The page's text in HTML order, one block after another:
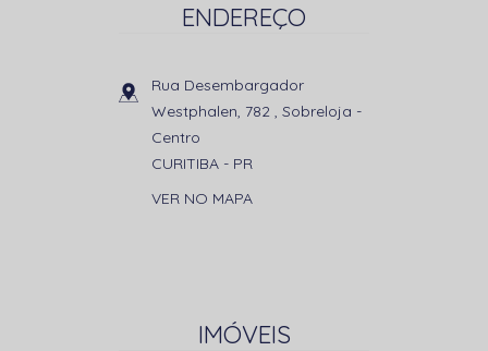
ENDEREÇO
Rua Desembargador
Westphalen, 782 , Sobreloja -
Centro
CURITIBA - PR
VER NO MAPA
IMÓVEIS